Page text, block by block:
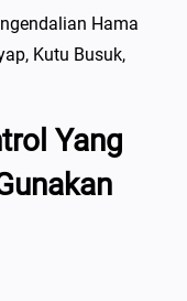
Hama
Kutu Busuk,
Yang